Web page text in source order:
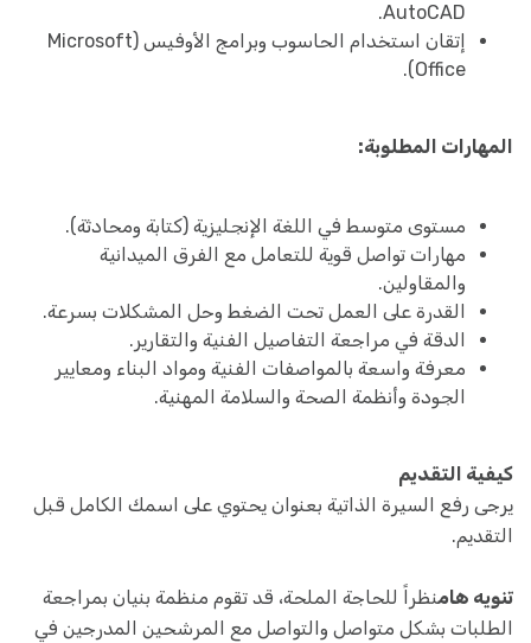
AutoCAD.
إتقان استخدام الحاسوب وبرامج الأوفيس (Microsoft
Office).
المهارات المطلوبة:
مستوى متوسط في اللغة الإنجليزية (كتابة ومحادثة).
مهارات تواصل قوية للتعامل مع الفرق الميدانية
والمقاولين.
القدرة على العمل تحت الضغط وحل المشكلات بسرعة.
الدقة في مراجعة التفاصيل الفنية والتقارير.
معرفة واسعة بالمواصفات الفنية ومواد البناء ومعايير
الجودة وأنظمة الصحة والسلامة المهنية.
كيفية التقديم
يرجى رفع السيرة الذاتية بعنوان يحتوي على اسمك الكامل قبل
التقديم.
تنويه هامنظراً للحاجة الملحة، قد تقوم منظمة بنيان بمراجعة
الطلبات بشكل متواصل والتواصل مع المرشحين المدرجين في